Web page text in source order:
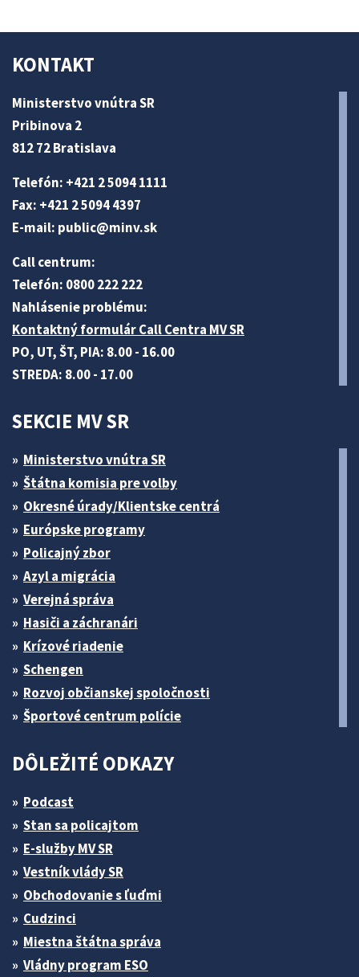
KONTAKT
Ministerstvo vnútra SR
Pribinova 2
812 72 Bratislava
Telefón: +421 2 5094 1111
Fax: +421 2 5094 4397
E-mail: public@minv.sk
Call centrum:
Telefón: 0800 222 222
Nahlásenie problému:
Kontaktný formulár Call Centra MV SR
PO, UT, ŠT, PIA: 8.00 - 16.00
STREDA: 8.00 - 17.00
SEKCIE MV SR
Ministerstvo vnútra SR
Štátna komisia pre volby
Okresné úrady/Klientske centrá
Európske programy
Policajný zbor
Azyl a migrácia
Verejná správa
Hasiči a záchranári
Krízové riadenie
Schengen
Rozvoj občianskej spoločnosti
Športové centrum polície
DÔLEŽITÉ ODKAZY
Podcast
Stan sa policajtom
E-služby MV SR
Vestník vlády SR
Obchodovanie s ľuďmi
Cudzinci
Miestna štátna správa
Vládny program ESO